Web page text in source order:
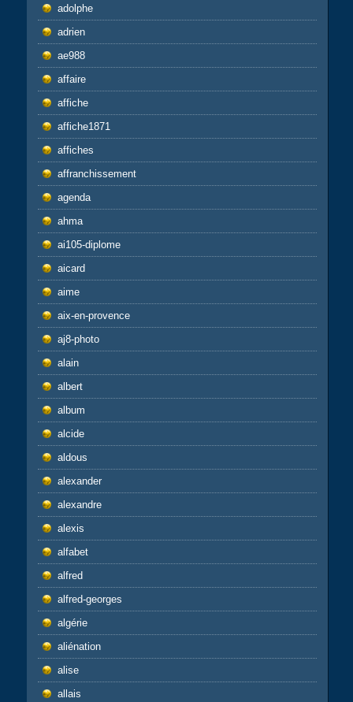
adolphe
adrien
ae988
affaire
affiche
affiche1871
affiches
affranchissement
agenda
ahma
ai105-diplome
aicard
aime
aix-en-provence
aj8-photo
alain
albert
album
alcide
aldous
alexander
alexandre
alexis
alfabet
alfred
alfred-georges
algérie
aliénation
alise
allais